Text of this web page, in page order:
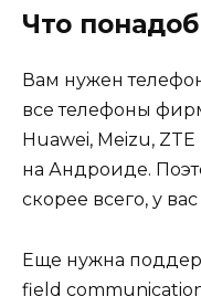
Что
Вам нужен
все телефоны
Huawei, Meizu,
на Андроиде.
скорее всего, у
Еще нужна
field